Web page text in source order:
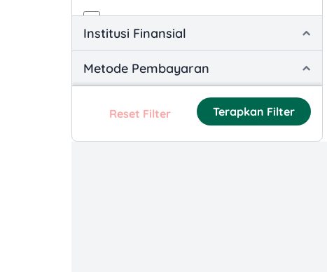
App Promotions
Loyalty and Reward-based
Promotions
Product-specific Promotions
Institusi Finansial
Metode Pembayaran
Reset Filter Terapkan Filter